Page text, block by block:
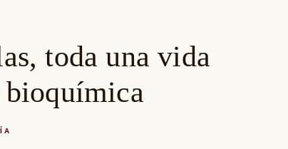
toda una vida
bioquímica